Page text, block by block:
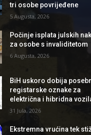
tri osobe povrijeđene
5 Augusta, 2026
Počinje isplata julskih
za osobe s invaliditetom
6 Augusta, 2026
BiH uskoro dobija
registarske oznake za
električna i hibridna
31 Jula, 2026
Ekstremna vrućina tek